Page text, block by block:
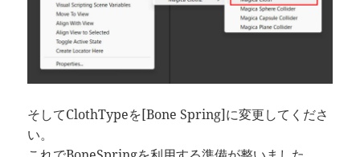
そしてClothTypeを[Bone Spring]に変更してくださ
い。